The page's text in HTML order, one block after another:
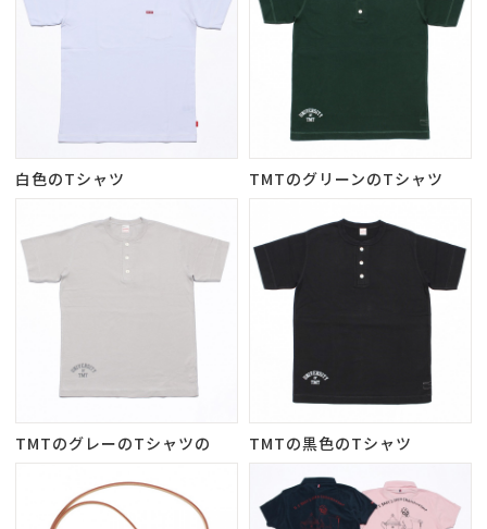
白色のTシャツ TMTのグリーンのTシャツ
TMTのグレーのTシャツの TMTの黒色のTシャツ